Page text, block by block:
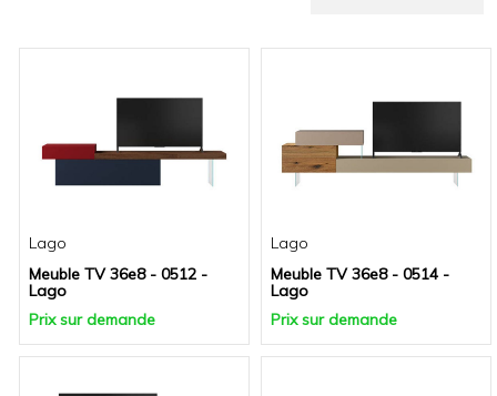
Lago
Meuble TV 36e8 - 0512 -
Lago
Prix sur demande
Lago
Meuble TV 36e8 - 0514 -
Lago
Prix sur demande